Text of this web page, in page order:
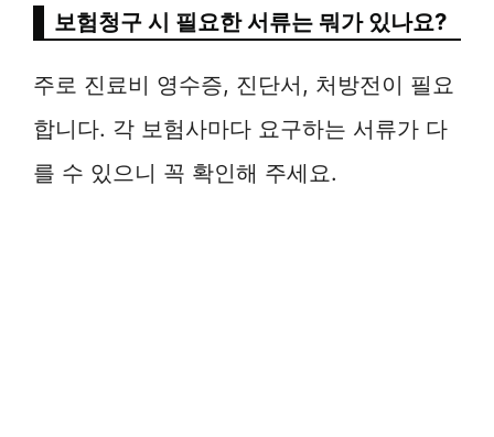
보험청구 시 필요한 서류는 뭐가 있나요?
주로 진료비 영수증, 진단서, 처방전이 필요
합니다. 각 보험사마다 요구하는 서류가 다
를 수 있으니 꼭 확인해 주세요.